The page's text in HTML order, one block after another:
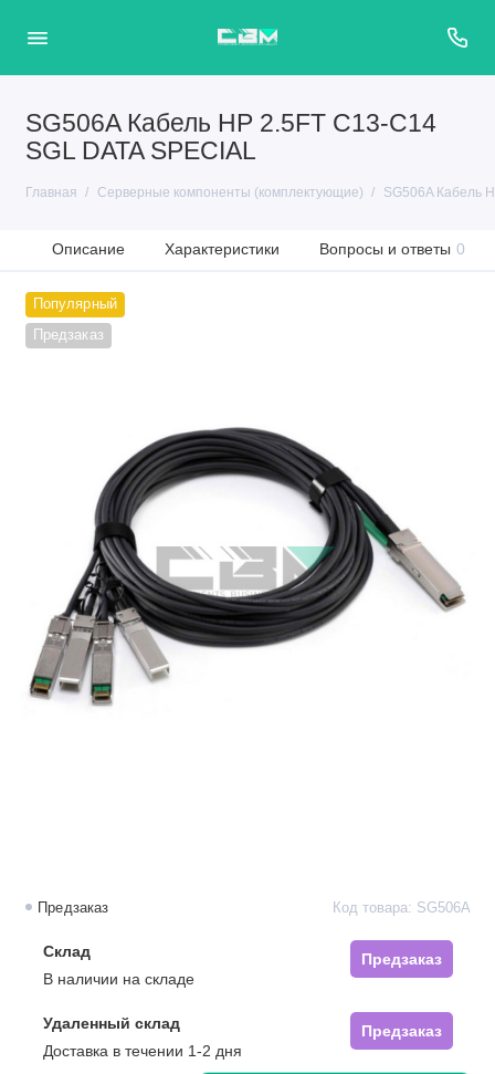
SG506A Кабель HP 2.5FT C13-C14
SGL DATA SPECIAL
Главная Серверные компоненты (комплектующие) SG506A Кабель
Описание Характеристики Вопросы и ответы 0
Популярный
Предзаказ
Предзаказ Код товара: SG506A
Склад
Предзаказ
В наличии на складе
Удаленный склад
Предзаказ
Доставка в течении 1-2 дня